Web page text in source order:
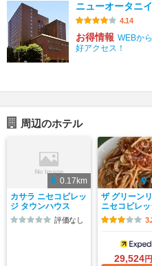
ニューオータニ
4.14
お得情報 WEBか
好アクセス！
周辺のホテル
0.17km
カサラ ニセコビレッ
ジ タウンハウス
評価なし
ザ グリーン
ニセコビレ
29,524